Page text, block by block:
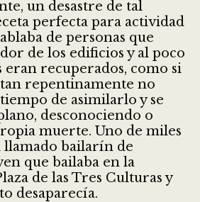
un desastre de tal
perfecta para actividad
de personas que
de los edificios y al poco
eran recuperados, como si
repentinamente no
de asimilarlo y se
desconociendo o
muerte. Uno de miles
llamado bailarín de
que bailaba en la
de las Tres Culturas y
desaparecía.